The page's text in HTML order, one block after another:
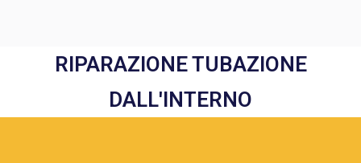
RIPARAZIONE TUBAZIONE
DALL'INTERNO